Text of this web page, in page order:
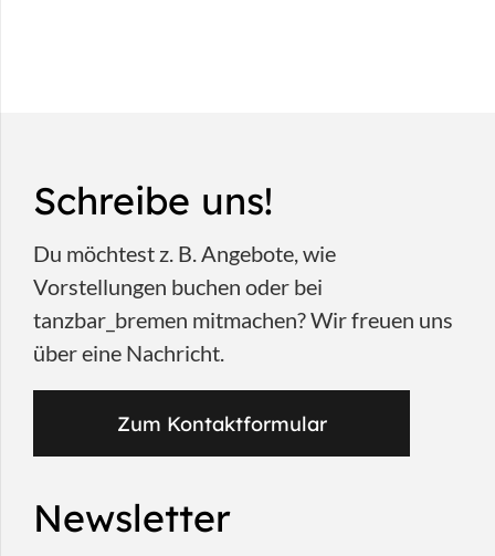
Schreibe uns!
Du möchtest z. B. Angebote, wie
Vorstellungen buchen oder bei
tanzbar_bremen mitmachen? Wir freuen uns
über eine Nachricht.
Zum Kontaktformular
Newsletter